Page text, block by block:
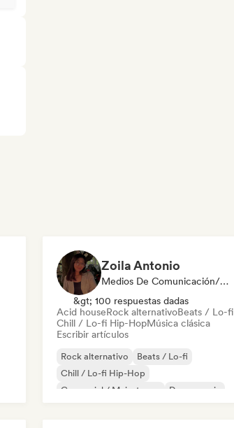
Zoila Antonio
Medios De Comunicación/Periodista
&gt; 100 respuestas dadas
Acid houseRock alternativoBeats / Lo-fi
Chill / Lo-fi Hip-HopMúsica clásica
Escribir artículos
Rock alternativo
Beats / Lo-fi
Chill / Lo-fi Hip-Hop
Comercial / Mainstream
Dance music